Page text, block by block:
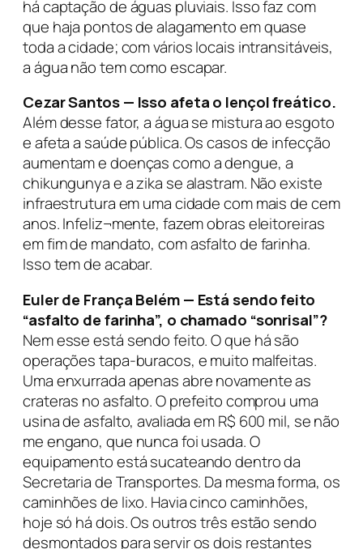
há captação de águas pluviais. Isso faz com
que haja pontos de alagamento em quase
toda a cidade; com vários locais intransitáveis,
a água não tem como escapar.
Cezar Santos — Isso afeta o lençol freático.
Além desse fator, a água se mistura ao esgoto
e afeta a saúde pública. Os casos de infecção
aumentam e doenças como a dengue, a
chikungunya e a zika se alastram. Não existe
infraestrutura em uma cidade com mais de cem
anos. Infeliz¬mente, fazem obras eleitoreiras
em fim de mandato, com asfalto de farinha.
Isso tem de acabar.
Euler de França Belém — Está sendo feito
“asfalto de farinha”, o chamado “sonrisal”?
Nem esse está sendo feito. O que há são
operações tapa-buracos, e muito malfeitas.
Uma enxurrada apenas abre novamente as
crateras no asfalto. O prefeito comprou uma
usina de asfalto, avaliada em R$ 600 mil, se não
me engano, que nunca foi usada. O
equipamento está sucateando dentro da
Secretaria de Transportes. Da mesma forma, os
caminhões de lixo. Havia cinco caminhões,
hoje só há dois. Os outros três estão sendo
desmontados para servir os dois restantes